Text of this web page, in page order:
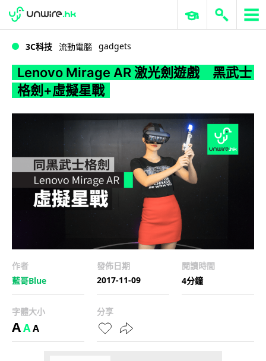
WWDC 2026 ERP 與商業 AI
3C科技 流動電腦 gadgets
Lenovo Mirage AR 激光劍遊戲 黑武士
格劍+虛擬星戰
作者
藍哥Blue
發佈日期
2017-11-09
閱讀時間
4分鐘
字體大小
AAA
分享